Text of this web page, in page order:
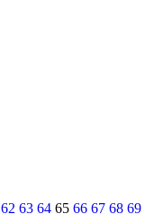
62 63 6465 66 67 68 69